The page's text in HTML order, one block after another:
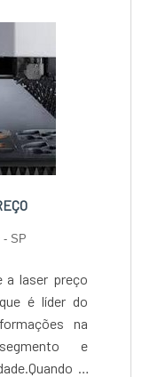
- SP
a laser preço
é líder do
na
e
a